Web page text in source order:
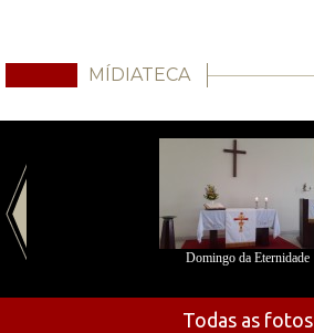
MÍDIATECA
Domingo da Eternidade
Todas as fotos